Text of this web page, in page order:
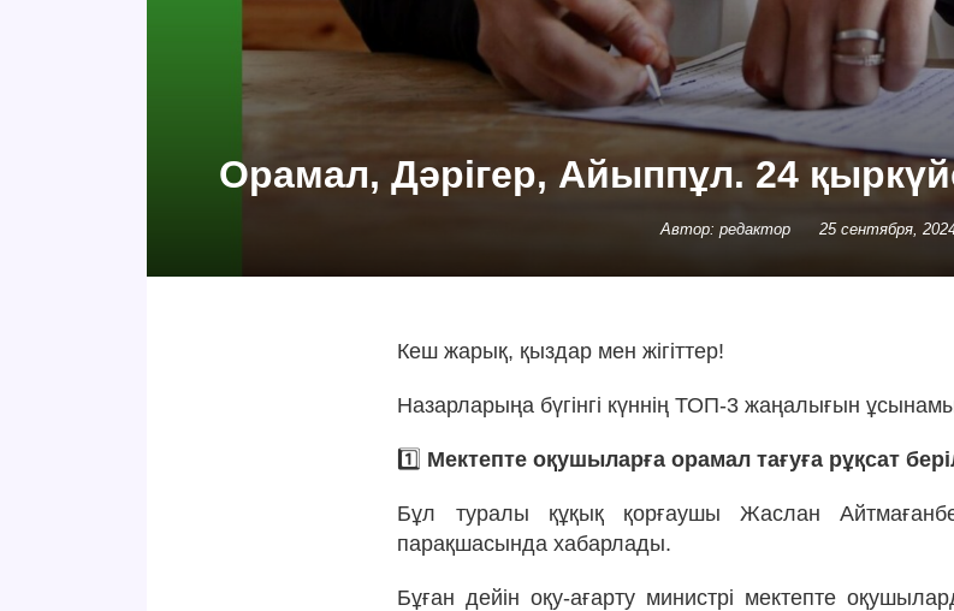
Орамал, Дәрігер, Айыппұл. 24
Автор: редактор 25 сентября,
Кеш жарық, қыздар мен жігіттер!
Назарларыңа бүгінгі күннің ТОП-3 жаңалығын
1️⃣ Мектепте оқушыларға орамал тағуға рұқсат
Бұл туралы құқық қорғаушы Жаслан
парақшасында хабарлады.
Бұған дейін оқу-ағарту министрі мектепте